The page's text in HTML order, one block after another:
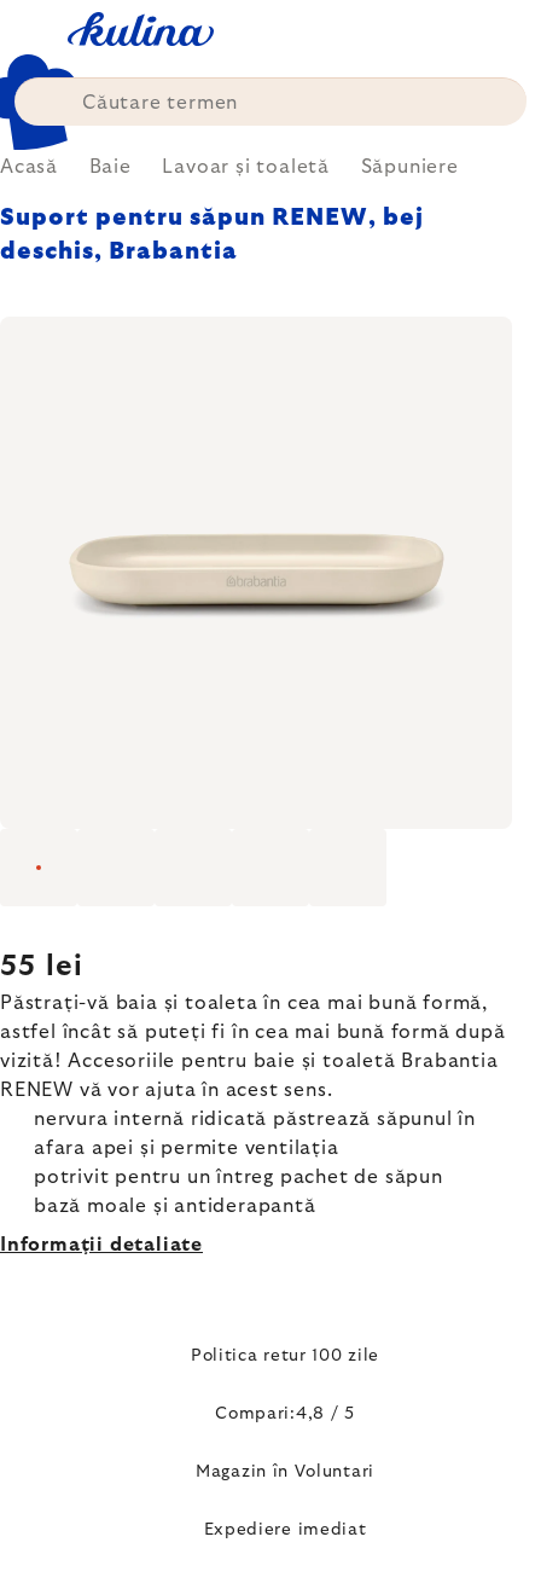
conținut
Acasă Baie Lavoar și toaletă Săpuniere
Suport pentru săpun RENEW, bej
deschis, Brabantia
55 lei
Păstrați-vă baia și toaleta în cea mai bună formă,
astfel încât să puteți fi în cea mai bună formă după
vizită! Accesoriile pentru baie și toaletă Brabantia
RENEW vă vor ajuta în acest sens.
nervura internă ridicată păstrează săpunul în
afara apei și permite ventilația
potrivit pentru un întreg pachet de săpun
bază moale și antiderapantă
Informaţii detaliate
Politica retur 100 zile
Compari:4,8 / 5
Magazin în Voluntari
Expediere imediat